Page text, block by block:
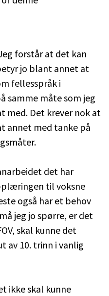
forstår at det kan
jo blant annet at
fellesspråk i
samme måte som jeg
med. Det krever nok at
annet med tanke på
det har
til voksne
også har et behov
jeg jo spørre, er det
skal kunne det
av 10. trinn i vanlig
ikke skal kunne